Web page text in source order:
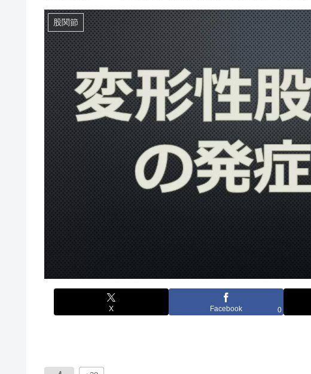
股関節
X Facebook 0